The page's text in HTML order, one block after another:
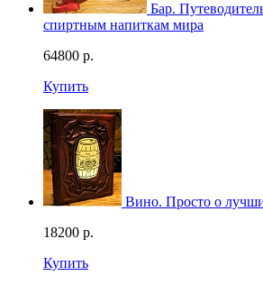
Бар.
спиртным напиткам мира
64800 р.
Купить
Вино. Просто о
18200 р.
Купить